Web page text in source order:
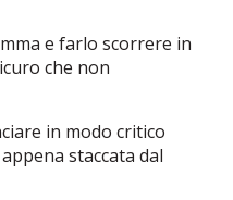
e farlo scorrere in
che non
in modo critico
staccata dal